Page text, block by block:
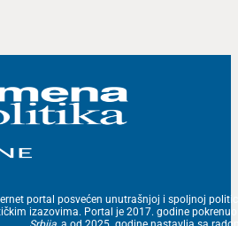
portal posvećen unutrašnjoj i spoljnoj
izazovima. Portal je 2017. godine